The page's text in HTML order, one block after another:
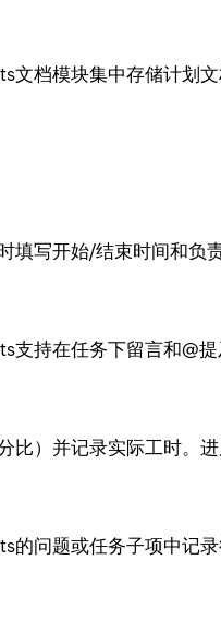
档模块集中存储计划
写开始/结束时间和负
持在任务下留言和@
）并记录实际工时。
问题或任务子项中记